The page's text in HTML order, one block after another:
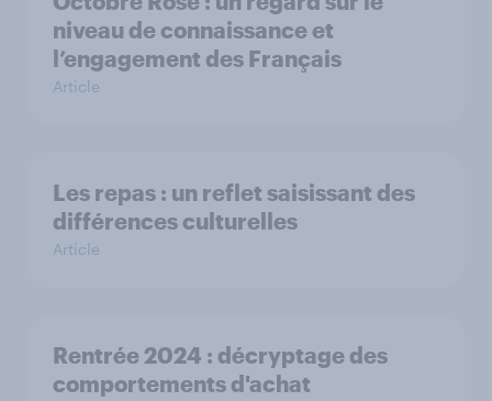
niveau de connaissance et
l’engagement des Français
Article
Les repas : un reflet saisissant des
différences culturelles
Article
Rentrée 2024 : décryptage des
comportements d'achat